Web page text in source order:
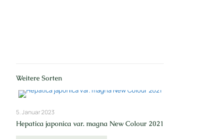
Weitere Sorten
5. Januar 2023
Hepatica japonica var. magna New Colour 2021